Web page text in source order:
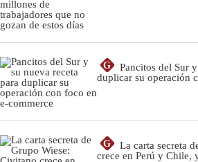
G
Pancitos del Sur
duplicar su operación
G
La carta secreta
crece en Perú y Chile,